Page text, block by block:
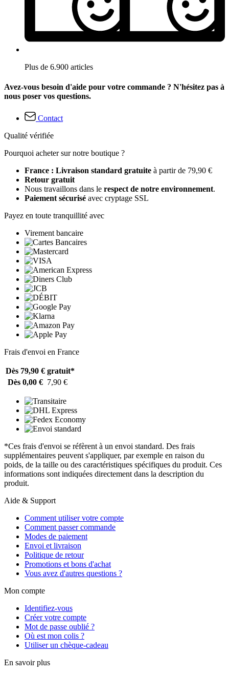
Plus de 6.900 articles
Avez-vous besoin d'aide pour votre commande ? N'hésitez pas à
nous poser vos questions.
Contact
Qualité vérifiée
Pourquoi acheter sur notre boutique ?
France : Livraison standard gratuite à partir de 79,90 €
Retour gratuit
Nous travaillons dans le respect de notre environnement.
Paiement sécurisé avec cryptage SSL
Payez en toute tranquillité avec
Virement bancaire
Frais d'envoi en France
Dès 79,90 € gratuit*
Dès 0,00 € 7,90 €
*Ces frais d'envoi se réfèrent à un envoi standard. Des frais
supplémentaires peuvent s'appliquer, par exemple en raison du
poids, de la taille ou des caractéristiques spécifiques du produit. Ces
informations sont indiquées directement dans la description du
produit.
Aide & Support
Comment utiliser votre compte
Comment passer commande
Modes de paiement
Envoi et livraison
Politique de retour
Promotions et bons d'achat
Vous avez d'autres questions ?
Mon compte
Identifiez-vous
Créer votre compte
Mot de passe oublié ?
Où est mon colis ?
Utiliser un chèque-cadeau
En savoir plus